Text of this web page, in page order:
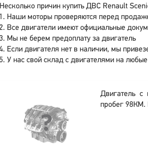
Несколько причин купить ДВС Renault
Наши моторы проверяются перед
Все двигатели имеют официальные
Мы не берем предоплату за двигатель
Если двигателя нет в наличии, мы
У нас свой склад с двигателями на
Двигатель
пробег 98КМ.